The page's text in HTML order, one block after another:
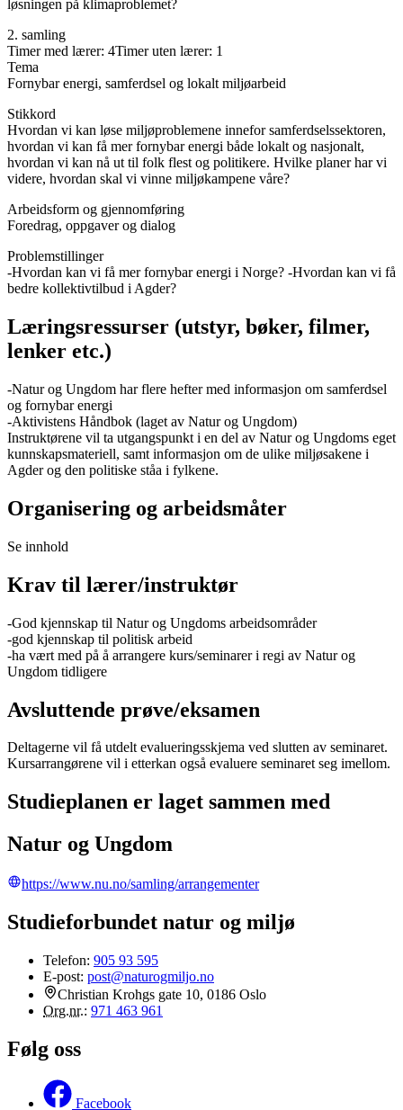
løsningen på klimaproblemet?
2. samling
Timer med lærer: 4Timer uten lærer: 1
Tema
Fornybar energi, samferdsel og lokalt miljøarbeid
Stikkord
Hvordan vi kan løse miljøproblemene innefor samferdselssektoren,
hvordan vi kan få mer fornybar energi både lokalt og nasjonalt,
hvordan vi kan nå ut til folk flest og politikere. Hvilke planer har vi
videre, hvordan skal vi vinne miljøkampene våre?
Arbeidsform og gjennomføring
Foredrag, oppgaver og dialog
Problemstillinger
-Hvordan kan vi få mer fornybar energi i Norge? -Hvordan kan vi få
bedre kollektivtilbud i Agder?
Læringsressurser (utstyr, bøker, filmer,
lenker etc.)
-Natur og Ungdom har flere hefter med informasjon om samferdsel
og fornybar energi
-Aktivistens Håndbok (laget av Natur og Ungdom)
Instruktørene vil ta utgangspunkt i en del av Natur og Ungdoms eget
kunnskapsmateriell, samt informasjon om de ulike miljøsakene i
Agder og den politiske ståa i fylkene.
Organisering og arbeidsmåter
Se innhold
Krav til lærer/instruktør
-God kjennskap til Natur og Ungdoms arbeidsområder
-god kjennskap til politisk arbeid
-ha vært med på å arrangere kurs/seminarer i regi av Natur og
Ungdom tidligere
Avsluttende prøve/eksamen
Deltagerne vil få utdelt evalueringsskjema ved slutten av seminaret.
Kursarrangørene vil i etterkan også evaluere seminaret seg imellom.
Studieplanen er laget sammen med
Natur og Ungdom
https://www.nu.no/samling/arrangementer
Studieforbundet natur og miljø
Telefon: 905 93 595
E-post: post@naturogmiljo.no
Christian Krohgs gate 10, 0186 Oslo
Org.nr.: 971 463 961
Følg oss
Facebook